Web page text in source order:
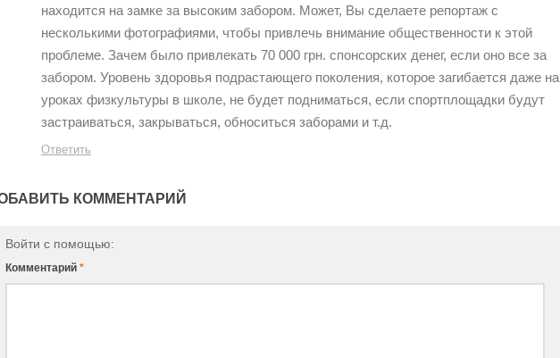
находится на замке за высоким забором. Может, Вы сделаете репортаж с
несколькими фотографиями, чтобы привлечь внимание общественности к этой
проблеме. Зачем было привлекать 70 000 грн. спонсорских денег, если оно все за
забором. Уровень здоровья подрастающего поколения, которое загибается даже на
уроках физкультуры в школе, не будет подниматься, если спортплощадки будут
застраиваться, закрываться, обноситься заборами и т.д.
Ответить
КОММЕНТАРИЙ
Войти с помощью:
Комментарий *